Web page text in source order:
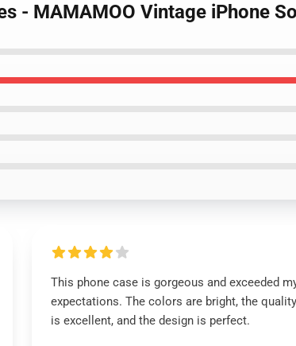
- MAMAMOO Vintage iPhone
This phone case is gorgeous and exceeded
expectations. The colors are bright, the quality
is excellent, and the design is perfect.